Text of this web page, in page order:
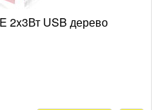
2x3Вт USB дерево